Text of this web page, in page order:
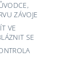
ZÁVOJE
VE
SE